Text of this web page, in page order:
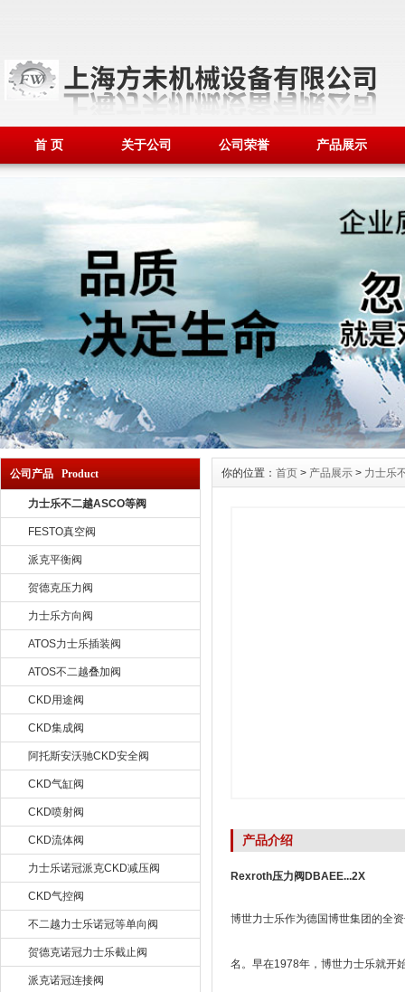
首 页 关于公司 公司荣誉 产品展示
公司产品 Product
力士乐不二越ASCO等阀
FESTO真空阀
派克平衡阀
贺德克压力阀
力士乐方向阀
ATOS力士乐插装阀
ATOS不二越叠加阀
CKD用途阀
CKD集成阀
阿托斯安沃驰CKD安全阀
CKD气缸阀
CKD喷射阀
CKD流体阀
力士乐诺冠派克CKD减压阀
CKD气控阀
不二越力士乐诺冠等单向阀
贺德克诺冠力士乐截止阀
派克诺冠连接阀
你的位置： 首页 > 产品展示 > 力士乐
产品介绍
Rexroth压力阀DBAEE...2X
博世力士乐作为德国博世集团的全
名。早在1978年，博世力士乐就开